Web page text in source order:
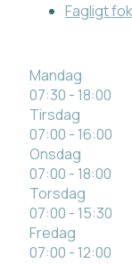
Fagligt
Mandag
07:30 - 18:00
Tirsdag
07:00 - 16:00
Onsdag
07:00 - 18:00
Torsdag
07:00 - 15:30
Fredag
07:00 - 12:00